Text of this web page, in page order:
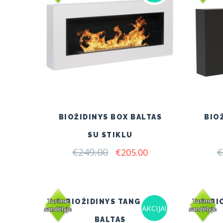
BIOŽIDINYS BOX BALTAS
SU STIKLU
€249.00 Original
€205.00Current €
AKCIJA!
BIOŽIDINYS TANGO 1
BALTAS